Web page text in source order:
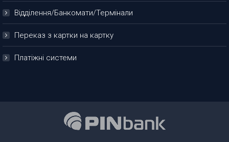
Відділення/Банкомати/Термінали
Переказ з картки на картку
Платіжні системи